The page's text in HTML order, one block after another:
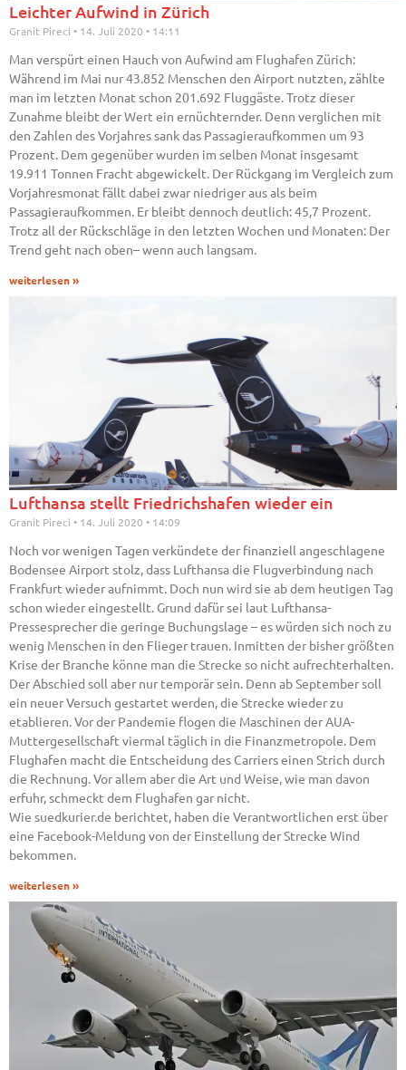
Leichter Aufwind in Zürich
Granit Pireci 14. Juli 2020 14:11
Man verspürt einen Hauch von Aufwind am Flughafen Zürich:
Während im Mai nur 43.852 Menschen den Airport nutzten, zählte
man im letzten Monat schon 201.692 Fluggäste. Trotz dieser
Zunahme bleibt der Wert ein ernüchternder. Denn verglichen mit
den Zahlen des Vorjahres sank das Passagieraufkommen um 93
Prozent. Dem gegenüber wurden im selben Monat insgesamt
19.911 Tonnen Fracht abgewickelt. Der Rückgang im Vergleich zum
Vorjahresmonat fällt dabei zwar niedriger aus als beim
Passagieraufkommen. Er bleibt dennoch deutlich: 45,7 Prozent.
Trotz all der Rückschläge in den letzten Wochen und Monaten: Der
Trend geht nach oben– wenn auch langsam.
weiterlesen »
Lufthansa stellt Friedrichshafen wieder ein
Granit Pireci 14. Juli 2020 14:09
Noch vor wenigen Tagen verkündete der finanziell angeschlagene
Bodensee Airport stolz, dass Lufthansa die Flugverbindung nach
Frankfurt wieder aufnimmt. Doch nun wird sie ab dem heutigen Tag
schon wieder eingestellt. Grund dafür sei laut Lufthansa-
Pressesprecher die geringe Buchungslage – es würden sich noch zu
wenig Menschen in den Flieger trauen. Inmitten der bisher größten
Krise der Branche könne man die Strecke so nicht aufrechterhalten.
Der Abschied soll aber nur temporär sein. Denn ab September soll
ein neuer Versuch gestartet werden, die Strecke wieder zu
etablieren. Vor der Pandemie flogen die Maschinen der AUA-
Muttergesellschaft viermal täglich in die Finanzmetropole. Dem
Flughafen macht die Entscheidung des Carriers einen Strich durch
die Rechnung. Vor allem aber die Art und Weise, wie man davon
erfuhr, schmeckt dem Flughafen gar nicht.
Wie suedkurier.de berichtet, haben die Verantwortlichen erst über
eine Facebook-Meldung von der Einstellung der Strecke Wind
bekommen.
weiterlesen »